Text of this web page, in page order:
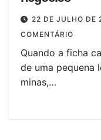
22 DE JULHO DE
COMENTÁRIO
Quando a ficha
de uma pequena
minas,…